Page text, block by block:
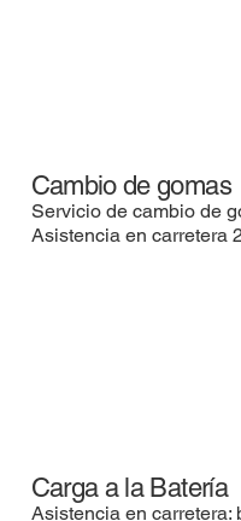
Cambio de gomas
Servicio de cambio de
Asistencia en carretera
Carga a la Batería
Asistencia en carretera: